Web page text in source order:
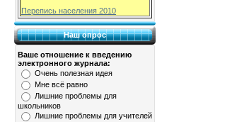
Перепись населения 2010
Наш опрос
Ваше отношение к введению
электронного журнала:
Очень полезная идея
Мне всё равно
Лишние проблемы для
школьников
Лишние проблемы для учителей